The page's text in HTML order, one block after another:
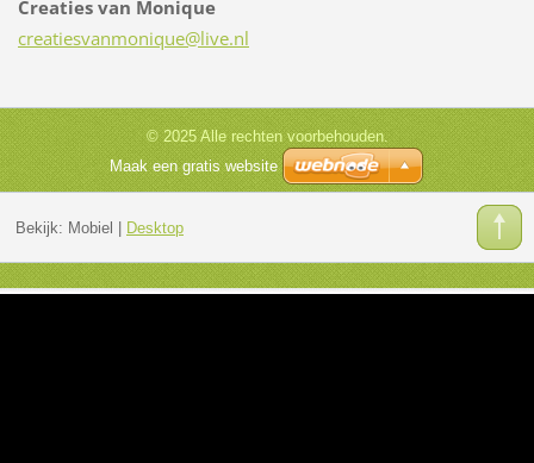
Creaties van Monique
creatiesvanmonique@live.nl
© 2025 Alle rechten voorbehouden.
Maak een gratis website
Bekijk: Mobiel Desktop